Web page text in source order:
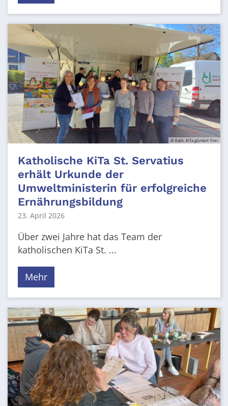
© Kath. KiTa gGmbH Trier
Katholische KiTa St. Servatius
erhält Urkunde der
Umweltministerin für erfolgreiche
Ernährungsbildung
23. April 2026
Über zwei Jahre hat das Team der
katholischen KiTa St. ...
Mehr